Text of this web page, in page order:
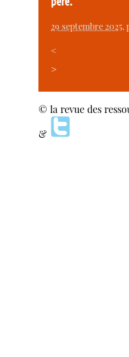
29 septembre 2025,
<
>
© la revue des
&